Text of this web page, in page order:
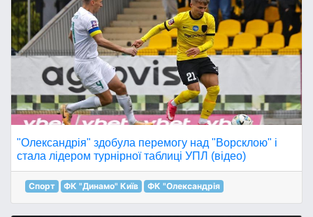
"Олександрія" здобула перемогу над "Ворсклою" і
стала лідером турнірної таблиці УПЛ (відео)
Спорт ФК "Динамо" Київ ФК "Олександрія